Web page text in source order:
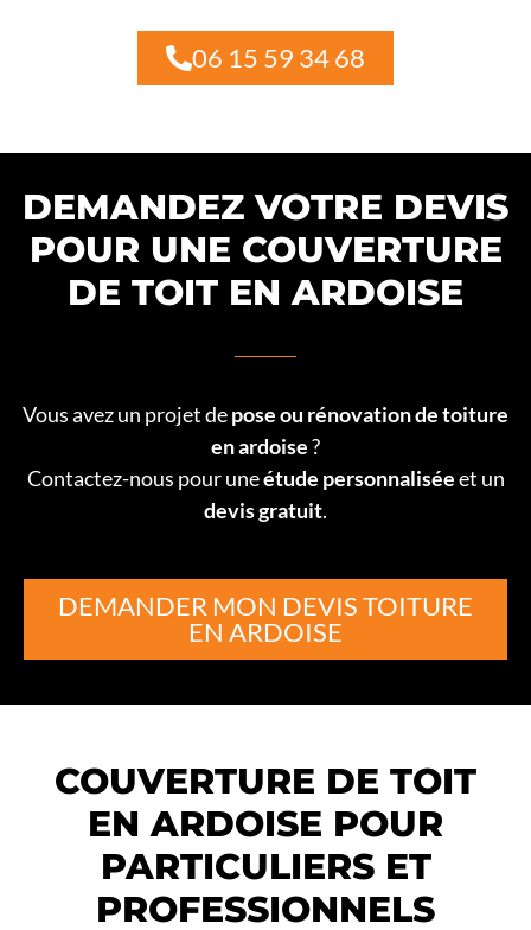
06 15 59 34 68
DEMANDEZ VOTRE DEVIS
POUR UNE COUVERTURE
DE TOIT EN ARDOISE
Vous avez un projet depose ou rénovation de toiture
en ardoise?
Contactez-nous pour uneétude personnaliséeet un
devis gratuit.
DEMANDER MON DEVIS TOITURE
EN ARDOISE
COUVERTURE DE TOIT
EN ARDOISE POUR
PARTICULIERS ET
PROFESSIONNELS